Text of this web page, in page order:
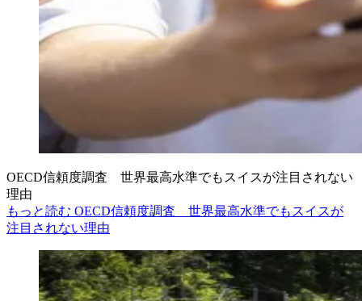
OECD信頼度調査 世界最高水準でもスイスが注目されない
理由
もっと読む OECD信頼度調査 世界最高水準でもスイスが
注目されない理由